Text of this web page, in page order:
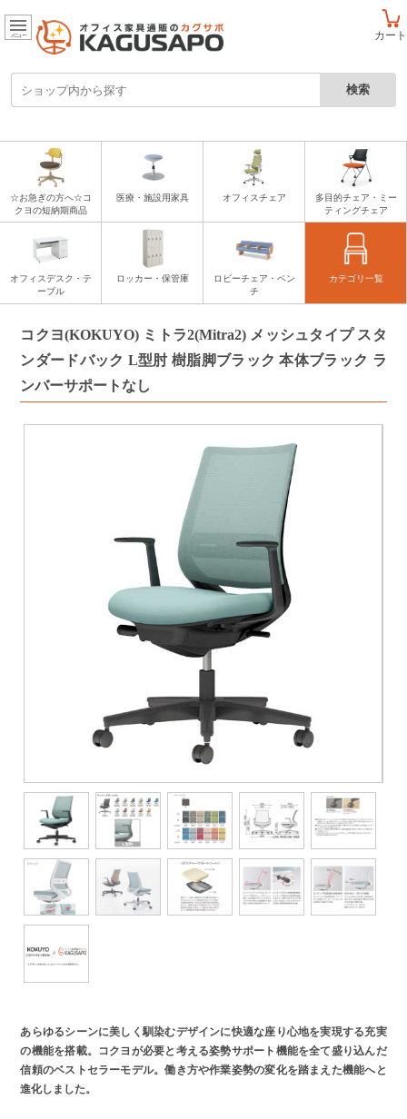
カート
メニュー
☆お急ぎの方へ☆コ
クヨの短納期商品
医療・施設用家具 オフィスチェア
多目的チェア・ミー
ティングチェア
オフィスデスク・テ
ーブル
ロッカー・保管庫
ロビーチェア・ベン
チ
カテゴリ一覧
コクヨ(KOKUYO) ミトラ2(Mitra2) メッシュタイプ スタ
ンダードバック L型肘 樹脂脚ブラック 本体ブラック ラ
ンバーサポートなし
あらゆるシーンに美しく馴染むデザインに快適な座り心地を実現する充実
の機能を搭載。コクヨが必要と考える姿勢サポート機能を全て盛り込んだ
信頼のベストセラーモデル。働き方や作業姿勢の変化を踏まえた機能へと
進化しました。